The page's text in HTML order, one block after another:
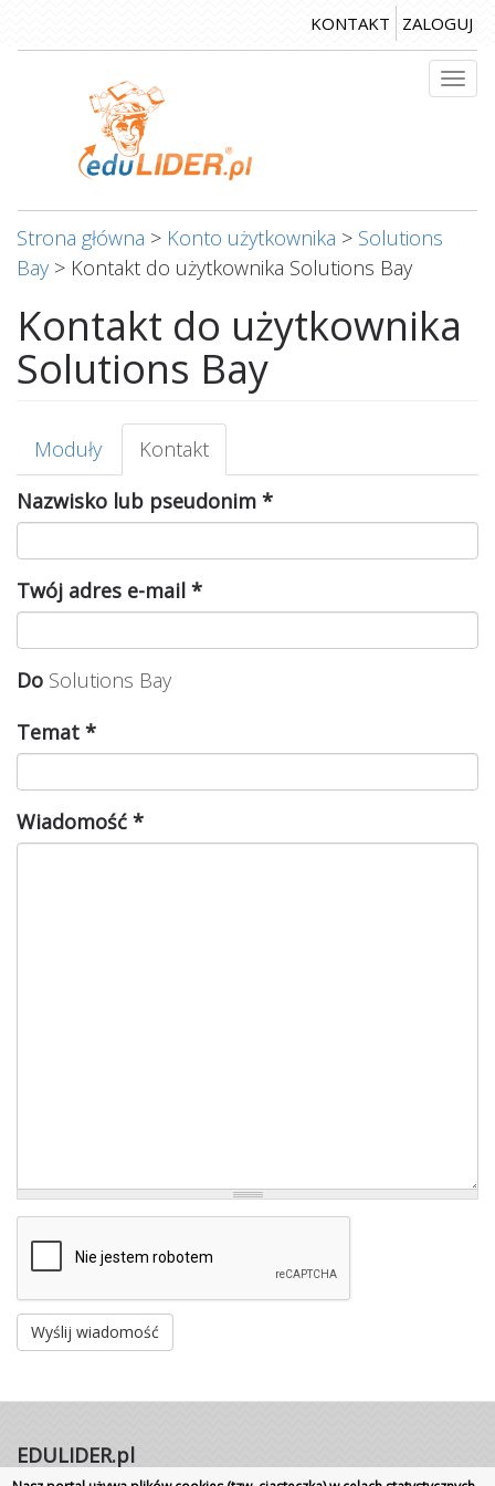
do
KONTAKT ZALOGUJ
Strona główna > Konto użytkownika > Solutions
Bay > Kontakt do użytkownika Solutions Bay
Kontakt do użytkownika
Solutions Bay
Karty
podstawowe
Moduły Kontakt
karta)
Nazwisko lub pseudonim *
Twój adres e-mail *
Do Solutions Bay
Temat *
Wiadomość *
Wyślij wiadomość
EDULIDER.pl